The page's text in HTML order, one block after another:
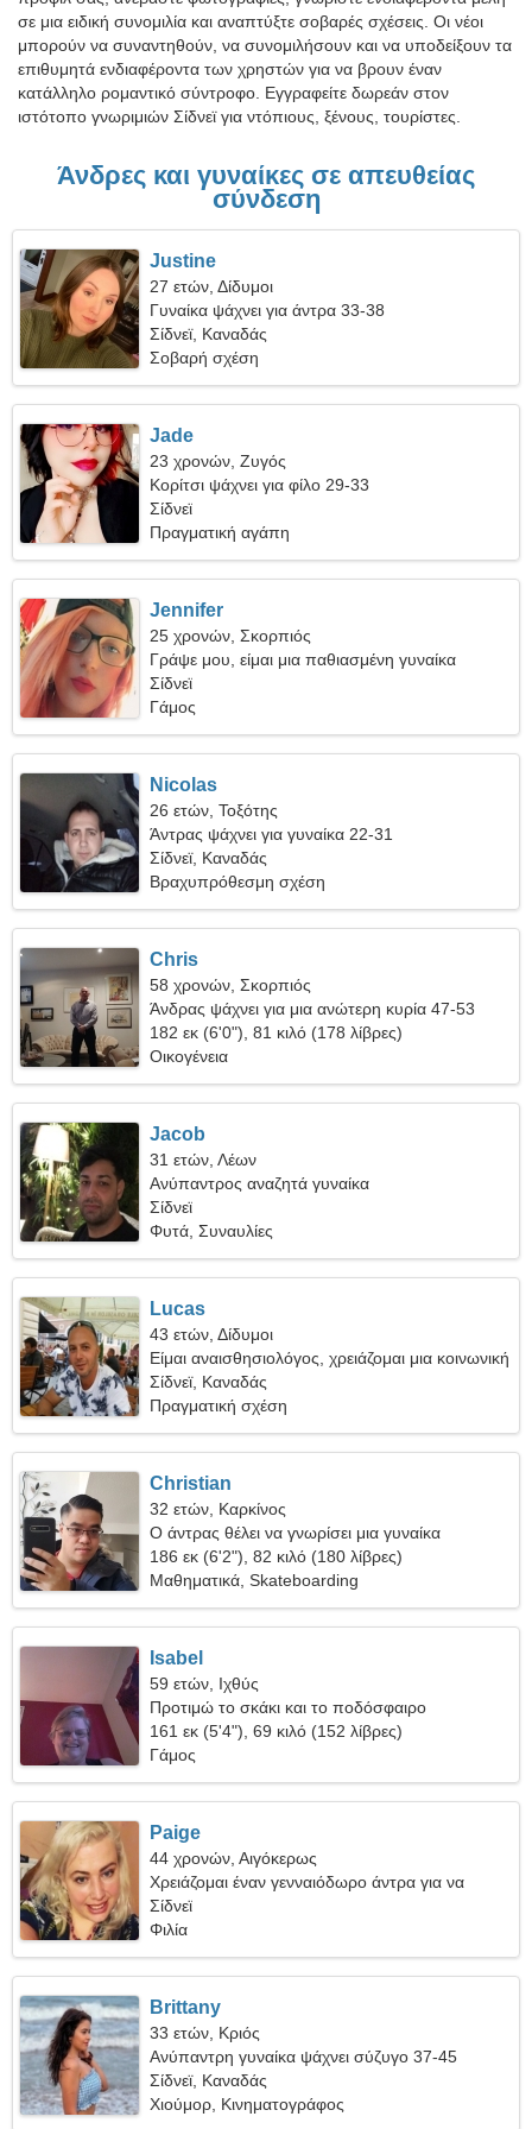
σε μια ειδική συνομιλία και αναπτύξτε σοβαρές σχέσεις. Οι νέοι
μπορούν να συναντηθούν, να συνομιλήσουν και να υποδείξουν τα
επιθυμητά ενδιαφέροντα των χρηστών για να βρουν έναν
κατάλληλο ρομαντικό σύντροφο. Εγγραφείτε δωρεάν στον
ιστότοπο γνωριμιών Σίδνεϊ για ντόπιους, ξένους, τουρίστες.
Άνδρες και γυναίκες σε απευθείας
σύνδεση
Justine
27 ετών, Δίδυμοι
Γυναίκα ψάχνει για άντρα 33-38
Σίδνεϊ, Καναδάς
Σοβαρή σχέση
Jade
23 χρονών, Ζυγός
Κορίτσι ψάχνει για φίλο 29-33
Σίδνεϊ
Πραγματική αγάπη
Jennifer
25 χρονών, Σκορπιός
Γράψε μου, είμαι μια παθιασμένη γυναίκα
Σίδνεϊ
Γάμος
Nicolas
26 ετών, Τοξότης
Άντρας ψάχνει για γυναίκα 22-31
Σίδνεϊ, Καναδάς
Βραχυπρόθεσμη σχέση
Chris
58 χρονών, Σκορπιός
Άνδρας ψάχνει για μια ανώτερη κυρία 47-53
182 εκ (6'0"), 81 κιλό (178 λίβρες)
Οικογένεια
Jacob
31 ετών, Λέων
Ανύπαντρος αναζητά γυναίκα
Σίδνεϊ
Φυτά, Συναυλίες
Lucas
43 ετών, Δίδυμοι
Είμαι αναισθησιολόγος, χρειάζομαι μια κοινωνική
γυναίκα
Σίδνεϊ, Καναδάς
Πραγματική σχέση
Christian
32 ετών, Καρκίνος
Ο άντρας θέλει να γνωρίσει μια γυναίκα
186 εκ (6'2"), 82 κιλό (180 λίβρες)
Μαθηματικά, Skateboarding
Isabel
59 ετών, Ιχθύς
Προτιμώ το σκάκι και το ποδόσφαιρο
161 εκ (5'4"), 69 κιλό (152 λίβρες)
Γάμος
Paige
44 χρονών, Αιγόκερως
Χρειάζομαι έναν γενναιόδωρο άντρα για να
μαγειρέψουμε μαζί
Σίδνεϊ
Φιλία
Brittany
33 ετών, Κριός
Ανύπαντρη γυναίκα ψάχνει σύζυγο 37-45
Σίδνεϊ, Καναδάς
Χιούμορ, Κινηματογράφος